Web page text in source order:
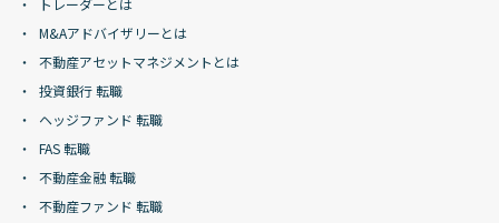
トレーダーとは
M&Aアドバイザリーとは
不動産アセットマネジメントとは
投資銀行 転職
ヘッジファンド 転職
FAS 転職
不動産金融 転職
不動産ファンド 転職